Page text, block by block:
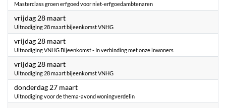
Masterclass groen erfgoed voor niet-erfgoedambtenaren
vrijdag 28 maart2025
Uitnodiging 28 maart bijeenkomst VNHG
vrijdag 28 maart2025
Uitnodiging VNHG Bijeenkomst - In verbinding met onze inwoners
vrijdag 28 maart2025
Uitnodiging 28 maart bijeenkomst VNHG
donderdag 27 maart2025
Uitnodiging voor de thema-avond woningverdelin